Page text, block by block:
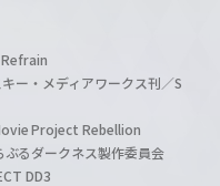
ー・メディアワークス刊／S
Project Rebellion
るダークネス製作委員会
DD3